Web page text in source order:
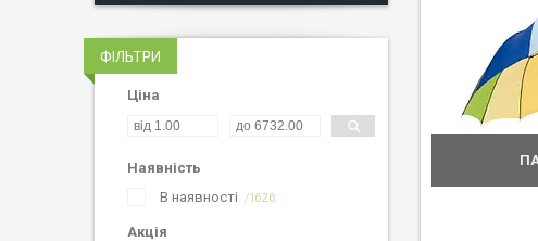
ФІЛЬТРИ
Ціна
Наявність
В наявності
1626
Акція